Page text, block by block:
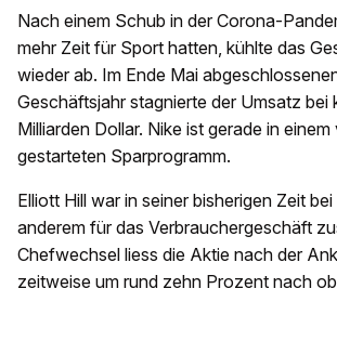
Nach einem Schub in der Corona-
mehr Zeit für Sport hatten, kühlte das
wieder ab. Im Ende Mai
Geschäftsjahr stagnierte der Umsatz bei
Milliarden Dollar. Nike ist gerade in
gestarteten Sparprogramm.
Elliott Hill war in seiner bisherigen Zeit
anderem für das Verbrauchergeschäft
Chefwechsel liess die Aktie nach der
zeitweise um rund zehn Prozent nach